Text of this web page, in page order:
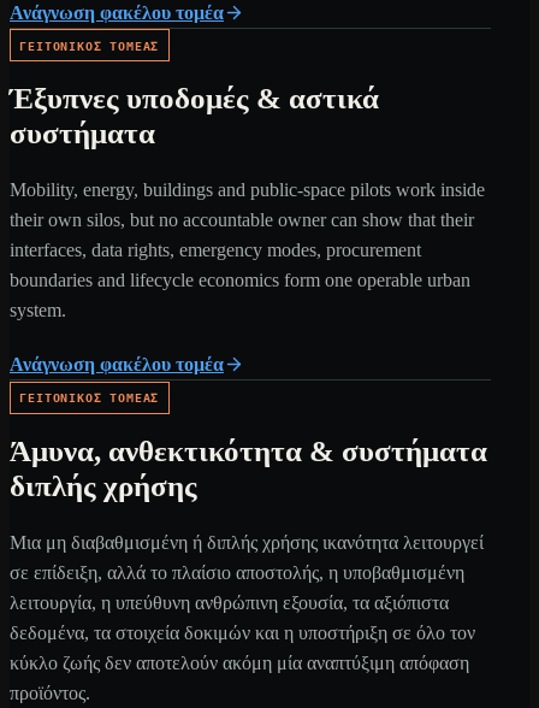
Ανάγνωση φακέλου τομέα
ΓΕΙΤΟΝΙΚΌΣ ΤΟΜΈΑΣ
Έξυπνες υποδομές & αστικά
συστήματα
Mobility, energy, buildings and public-space pilots work inside
their own silos, but no accountable owner can show that their
interfaces, data rights, emergency modes, procurement
boundaries and lifecycle economics form one operable urban
system.
Ανάγνωση φακέλου τομέα
ΓΕΙΤΟΝΙΚΌΣ ΤΟΜΈΑΣ
Άμυνα, ανθεκτικότητα & συστήματα
διπλής χρήσης
Μια μη διαβαθμισμένη ή διπλής χρήσης ικανότητα λειτουργεί
σε επίδειξη, αλλά το πλαίσιο αποστολής, η υποβαθμισμένη
λειτουργία, η υπεύθυνη ανθρώπινη εξουσία, τα αξιόπιστα
δεδομένα, τα στοιχεία δοκιμών και η υποστήριξη σε όλο τον
κύκλο ζωής δεν αποτελούν ακόμη μία αναπτύξιμη απόφαση
προϊόντος.